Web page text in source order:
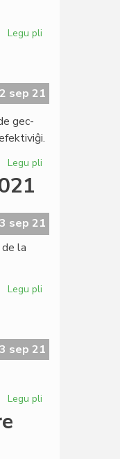
Legu pli
Centraj
Oficejoj
sep 21
gec-
Legu pli
esperantistojn
sep 21
la
Legu pli
Esperantio
fine
sep 21
Legu pli